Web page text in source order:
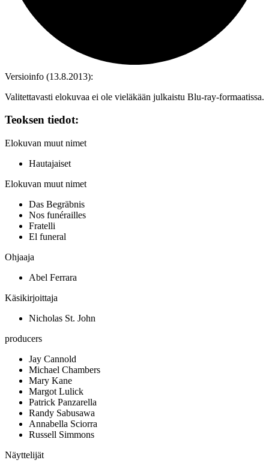
Versioinfo (13.8.2013):
Valitettavasti elokuvaa ei ole vieläkään julkaistu Blu‑ray-formaatissa.
Teoksen tiedot:
Elokuvan muut nimet
Hautajaiset
Elokuvan muut nimet
Das Begräbnis
Nos funérailles
Fratelli
El funeral
Ohjaaja
Abel Ferrara
Käsikirjoittaja
Nicholas St. John
producers
Jay Cannold
Michael Chambers
Mary Kane
Margot Lulick
Patrick Panzarella
Randy Sabusawa
Annabella Sciorra
Russell Simmons
Näyttelijät